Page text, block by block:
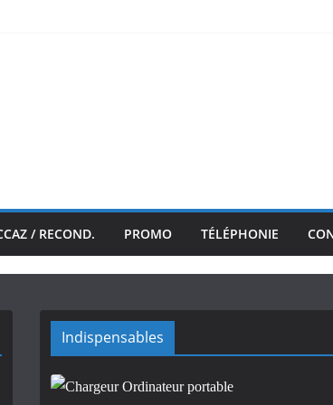
/ RECOND. PROMO TÉLÉPHONIE
Indispensables